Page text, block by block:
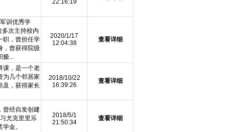
22:16:19
训优秀学
多次主持校内
职，曾担任学
，曾获得院级
极...
2020/1/17
12:04:38
查看详细
课，是一个老
为几个邻居家
及，获得家长
2018/10/22
16:39:26
查看详细
曾经自发创建
尤克里里乐
金。
2018/5/1
21:50:34
查看详细